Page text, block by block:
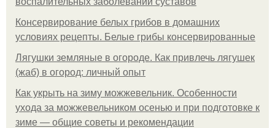
Консервирование белых грибов в домашних
условиях рецепты. Белые грибы консервированные
Лягушки земляные в огороде. Как привлечь лягушек
(жаб) в огород: личный опыт
Как укрыть на зиму можжевельник. Особенности
ухода за можжевельником осенью и при подготовке к
зиме — общие советы и рекомендации